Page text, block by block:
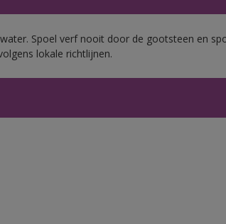
Spoel verf nooit door de gootsteen en
lokale richtlijnen.